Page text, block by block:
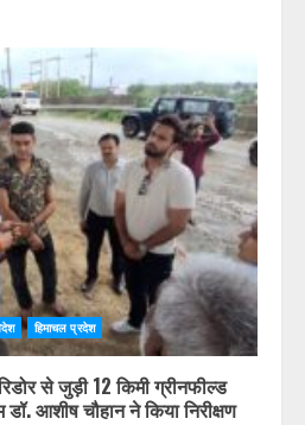
हिमाचल प्रदेश
से जुड़ी 12 किमी ग्रीनफील्ड
डॉ. आशीष चौहान ने किया निरीक्षण